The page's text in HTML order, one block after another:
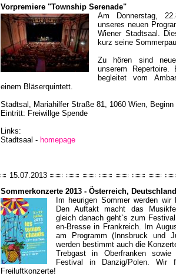
Vorpremiere "Township Serenade"
Am Donnerstag,
unseres neuen
Wiener Stadtsaal.
kurz seine
Zu hören sind
unserem
begleitet vom
einem Bläserquintett.
Stadtsal, Mariahilfer Straße 81, 1060 Wien, Beginn
Eintritt: Freiwillge Spende
Links:
Stadtsaal - homepage
15.07.2013
Sommerkonzerte 2013 - Österreich,
Im heurigen Sommer werden
Den Auftakt macht das
gleich danach geht`s zum
en-Bresse in Frankreich. Im
am Programm (Innsbruck und
werden bestimmt auch die
Trebgast in Oberfranken
Festival in Danzig/Polen. Wir
Freiluftkonzerte!